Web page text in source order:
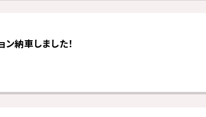
ン納車しました！